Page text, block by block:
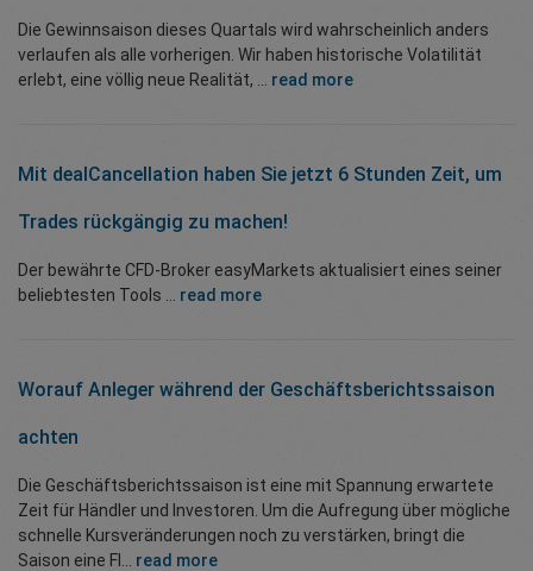
Die Gewinnsaison dieses Quartals wird wahrscheinlich anders
verlaufen als alle vorherigen. Wir haben historische Volatilität
erlebt, eine völlig neue Realität, ... read more
Mit dealCancellation haben Sie jetzt 6 Stunden Zeit, um
Trades rückgängig zu machen!
Der bewährte CFD-Broker easyMarkets aktualisiert eines seiner
beliebtesten Tools ... read more
Worauf Anleger während der Geschäftsberichtssaison
achten
Die Geschäftsberichtssaison ist eine mit Spannung erwartete
Zeit für Händler und Investoren. Um die Aufregung über mögliche
schnelle Kursveränderungen noch zu verstärken, bringt die
Saison eine Fl... read more